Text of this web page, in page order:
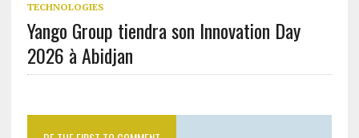
TECHNOLOGIES
Yango Group tiendra son Innovation Day
2026 à Abidjan